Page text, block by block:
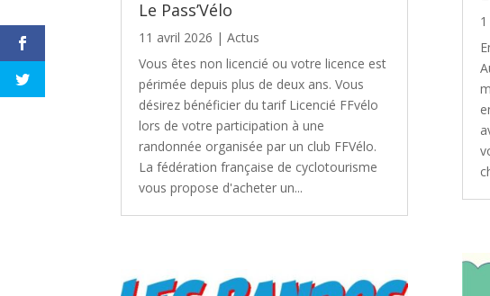
Le Pass’Vélo
11 avril 2026 |Actus
Vous êtes non licencié ou votre licence est
périmée depuis plus de deux ans. Vous
désirez bénéficier du tarif Licencié FFvélo
lors de votre participation à une
randonnée organisée par un club FFVélo.
La fédération française de cyclotourisme
vous propose d'acheter un...